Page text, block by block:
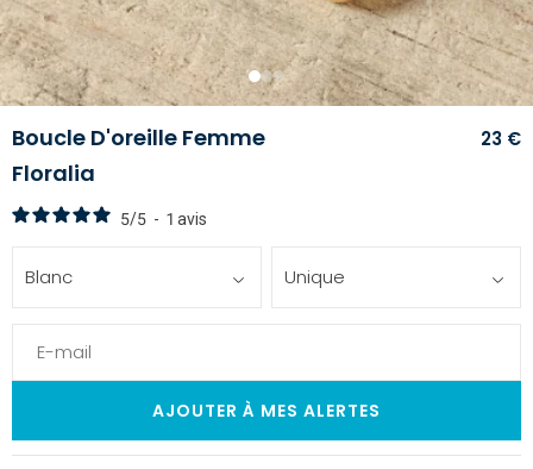
1 23
Boucle D'oreille Femme
Floralia
23 €
5/5 - 1 avis
Blanc Unique